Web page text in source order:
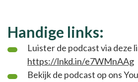
Handige links:
Luister de podcast via deze
https://lnkd.in/e7WMnAAg
Bekijk de podcast op ons